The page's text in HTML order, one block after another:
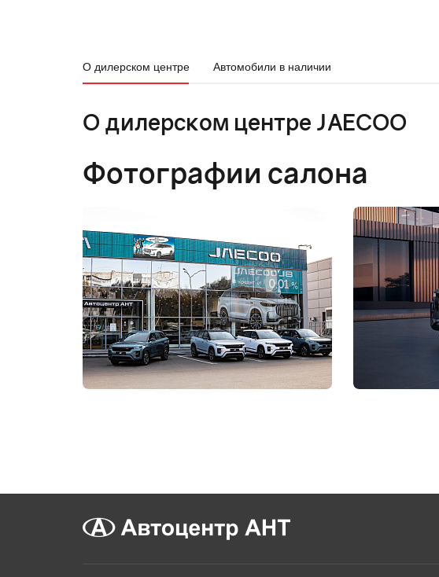
О дилерском центре Автомобили в наличии
О дилерском центре JAECOO
Фотографии салона